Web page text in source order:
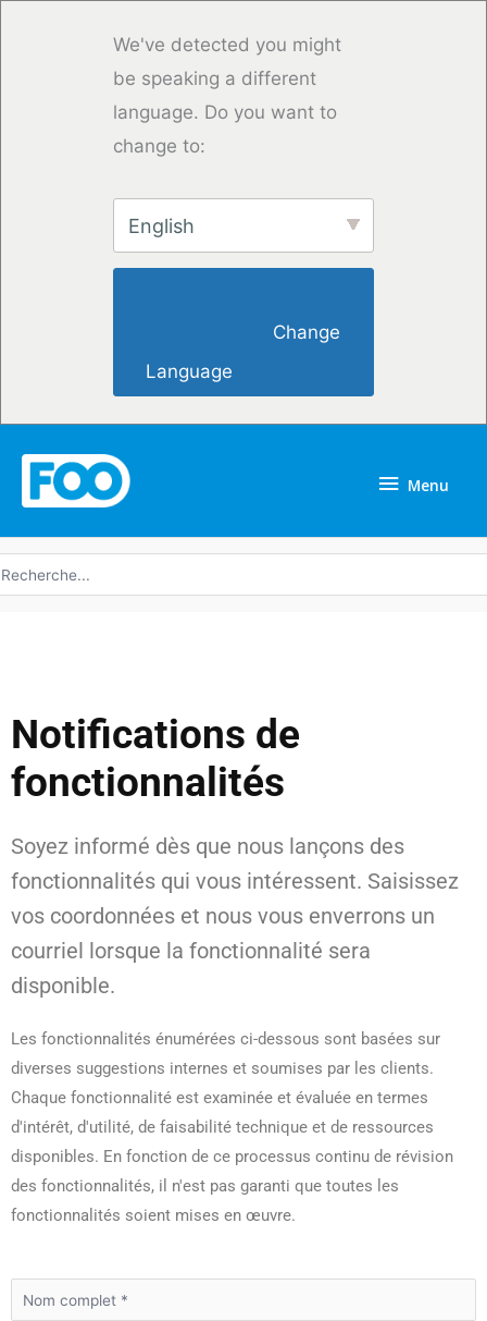
We've detected you might
be speaking a different
language. Do you want to
change to:
English
Language
Menu
Notifications de
fonctionnalités
Soyez informé dès que nous lançons des
fonctionnalités qui vous intéressent. Saisissez
vos coordonnées et nous vous enverrons un
courriel lorsque la fonctionnalité sera
disponible.
Les fonctionnalités énumérées ci-dessous sont basées sur
diverses suggestions internes et soumises par les clients.
Chaque fonctionnalité est examinée et évaluée en termes
d'intérêt, d'utilité, de faisabilité technique et de ressources
disponibles. En fonction de ce processus continu de révision
des fonctionnalités, il n'est pas garanti que toutes les
fonctionnalités soient mises en œuvre.